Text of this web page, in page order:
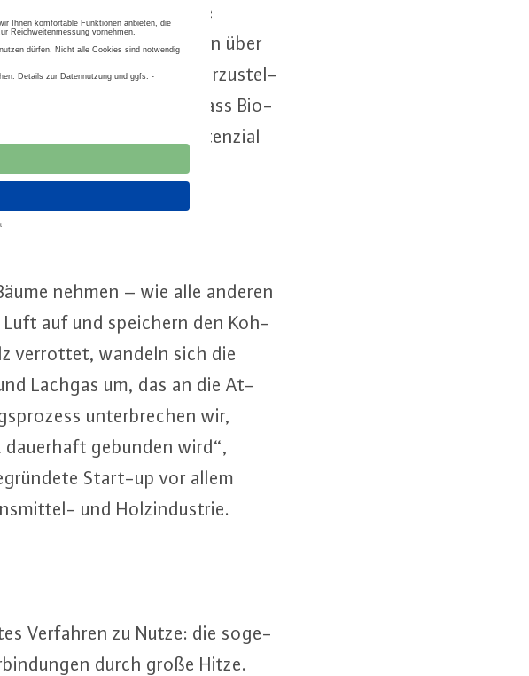
Betrieb auf die Idee
zu ver­bren­nen, sondern über
Bio­koh­len­stof­fe her­zu­stel­
„Ich war mir sicher, dass Bio­
sind und Wahn­sinn­s­po­ten­zi­al
nehmen – wie alle anderen
Luft auf und speichern den Koh­
verrottet, wandeln sich die
Lachgas um, das an die At­
un­ter­bre­chen wir,
gebunden wird“,
Start-up vor allem
und Holz­in­dus­trie.
Verfahren zu Nutze: die so­ge­
durch große Hitze.